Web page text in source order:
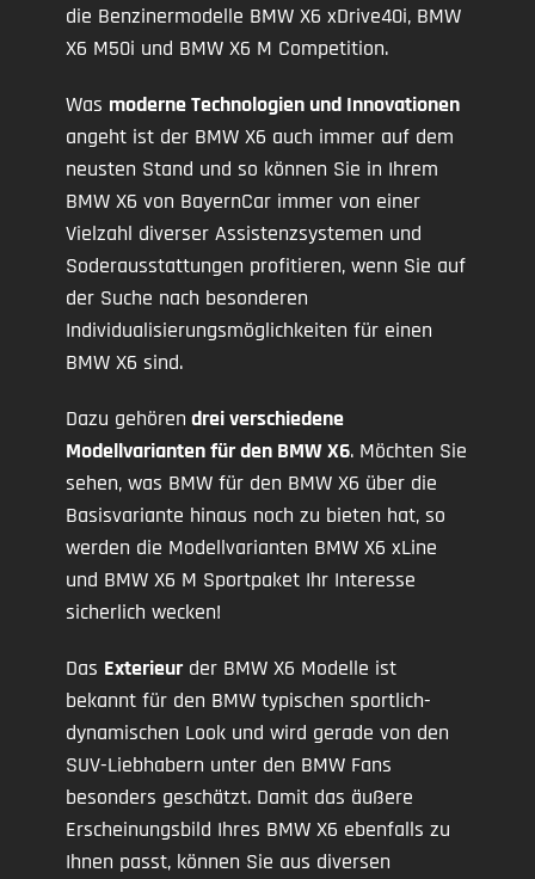
die Benzinermodelle BMW X6 xDrive40i, BMW
X6 M50i und BMW X6 M Competition.
Was moderne Technologien und Innovationen
angeht ist der BMW X6 auch immer auf dem
neusten Stand und so können Sie in Ihrem
BMW X6 von BayernCar immer von einer
Vielzahl diverser Assistenzsystemen und
Soderausstattungen profitieren, wenn Sie auf
der Suche nach besonderen
Individualisierungsmöglichkeiten für einen
BMW X6 sind.
Dazu gehören drei verschiedene
Modellvarianten für den BMW X6. Möchten Sie
sehen, was BMW für den BMW X6 über die
Basisvariante hinaus noch zu bieten hat, so
werden die Modellvarianten BMW X6 xLine
und BMW X6 M Sportpaket Ihr Interesse
sicherlich wecken!
Das Exterieur der BMW X6 Modelle ist
bekannt für den BMW typischen sportlich-
dynamischen Look und wird gerade von den
SUV-Liebhabern unter den BMW Fans
besonders geschätzt. Damit das äußere
Erscheinungsbild Ihres BMW X6 ebenfalls zu
Ihnen passt, können Sie aus diversen